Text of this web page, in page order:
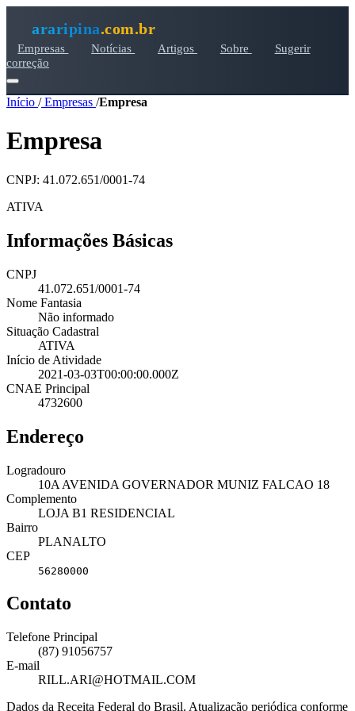
araripina.com.br
Empresas Notícias Artigos Sobre
Sugerir
correção
Início /Empresas /Empresa
Empresa
CNPJ: 41.072.651/0001-74
ATIVA
Informações Básicas
CNPJ
41.072.651/0001-74
Nome Fantasia
Não informado
Situação Cadastral
ATIVA
Início de Atividade
2021-03-03T00:00:00.000Z
CNAE Principal
4732600
Endereço
Logradouro
10A AVENIDA GOVERNADOR MUNIZ FALCAO 18
Complemento
LOJA B1 RESIDENCIAL
Bairro
PLANALTO
CEP
56280000
Contato
Telefone Principal
(87) 91056757
E-mail
RILL.ARI@HOTMAIL.COM
Dados da Receita Federal do Brasil. Atualização periódica conforme